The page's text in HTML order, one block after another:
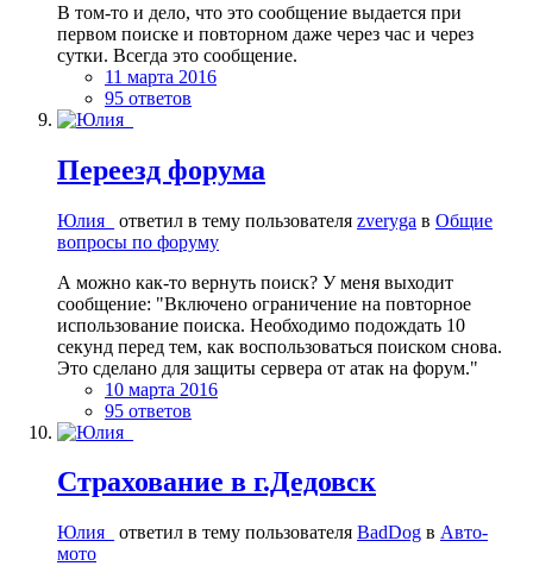
В том-то и дело, что это сообщение выдается при
первом поиске и повторном даже через час и через
сутки. Всегда это сообщение.
11 марта 2016
95 ответов
Переезд форума
Юлия_ ответил в тему пользователя zveryga в Общие
вопросы по форуму
А можно как-то вернуть поиск? У меня выходит
сообщение: "Включено ограничение на повторное
использование поиска. Необходимо подождать 10
секунд перед тем, как воспользоваться поиском снова.
Это сделано для защиты сервера от атак на форум."
10 марта 2016
95 ответов
Страхование в г.Дедовск
Юлия_ ответил в тему пользователя BadDog в Авто-
мото